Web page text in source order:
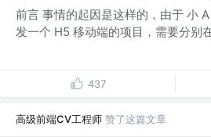
前言 事情的起因是这样的，由于 小
发一个 H5 移动端的项目，需要分别
437
高级前端CV工程师 赞了这篇文章